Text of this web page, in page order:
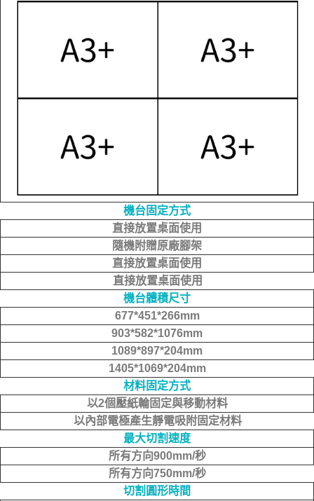
機台固定方式
直接放置桌面使用
隨機附贈原廠腳架
直接放置桌面使用
直接放置桌面使用
機台體積尺寸
677*451*266mm
903*582*1076mm
1089*897*204mm
1405*1069*204mm
材料固定方式
以2個壓紙輪固定與移動材料
以內部電極產生靜電吸附固定材料
最大切割速度
所有方向900mm/秒
所有方向750mm/秒
切割圓形時間